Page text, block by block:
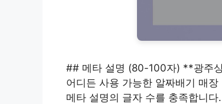
## 메타 설명 (80-100자) **광주
어디든 사용 가능한 알짜배기 매
메타 설명의 글자 수를 충족합니